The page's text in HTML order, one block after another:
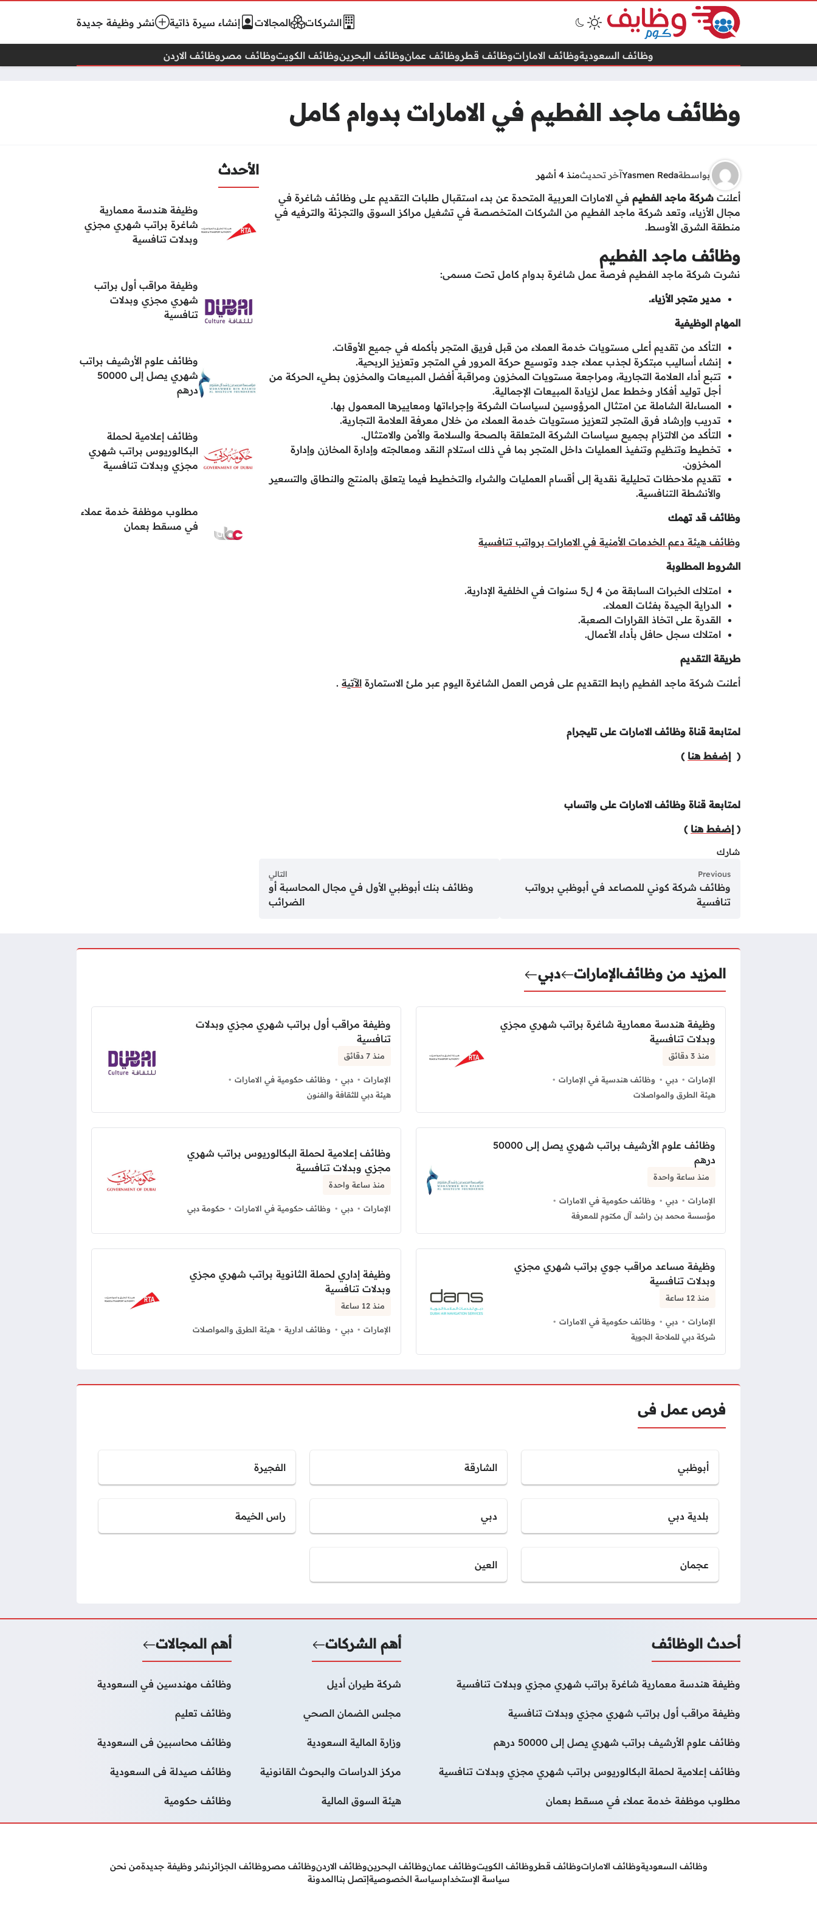
الشركات المجالات إنشاء سيرة ذاتية نشر وظيفة جديدة
وظائف السعوديةوظائف الاماراتوظائف قطروظائف عمانوظائف البحرينوظائف الكويتوظائف مصروظائف الاردن
وظائف ماجد الفطيم في الامارات بدوام كامل
الأحدث
وظيفة هندسة معمارية
شاغرة براتب شهري مجزي
وبدلات تنافسية
وظيفة مراقب أول براتب
شهري مجزي وبدلات
تنافسية
وظائف علوم الأرشيف براتب
شهري يصل إلى 50000
درهم
وظائف إعلامية لحملة
البكالوريوس براتب شهري
مجزي وبدلات تنافسية
مطلوب موظفة خدمة عملاء
في مسقط بعمان
بواسطةYasmen Redaآخر تحديثمنذ 4 أشهر
أعلنت شركة ماجد الفطيم في الامارات العربية المتحدة عن بدء استقبال طلبات التقديم على وظائف شاغرة في
مجال الأزياء، وتعد شركة ماجد الفطيم من الشركات المتخصصة في تشغيل مراكز السوق والتجزئة والترفيه في
منطقة الشرق الأوسط.
وظائف ماجد الفطيم
نشرت شركة ماجد الفطيم فرصة عمل شاغرة بدوام كامل تحت مسمى:
مدير متجر الأزياء.
المهام الوظيفية
التأكد من تقديم أعلى مستويات خدمة العملاء من قبل فريق المتجر بأكمله في جميع الأوقات.
إنشاء أساليب مبتكرة لجذب عملاء جدد وتوسيع حركة المرور في المتجر وتعزيز الربحية.
تتبع أداء العلامة التجارية، ومراجعة مستويات المخزون ومراقبة أفضل المبيعات والمخزون بطيء الحركة من
أجل توليد أفكار وخطط عمل لزيادة المبيعات الإجمالية.
المساءلة الشاملة عن امتثال المرؤوسين لسياسات الشركة وإجراءاتها ومعاييرها المعمول بها.
تدريب وإرشاد فرق المتجر لتعزيز مستويات خدمة العملاء من خلال معرفة العلامة التجارية.
التأكد من الالتزام بجميع سياسات الشركة المتعلقة بالصحة والسلامة والأمن والامتثال.
تخطيط وتنظيم وتنفيذ العمليات داخل المتجر بما في ذلك استلام النقد ومعالجته وإدارة المخازن وإدارة
المخزون.
تقديم ملاحظات تحليلية نقدية إلى أقسام العمليات والشراء والتخطيط فيما يتعلق بالمنتج والنطاق والتسعير
والأنشطة التنافسية.
وظائف قد تهمك
وظائف هيئة دعم الخدمات الأمنية في الامارات برواتب تنافسية
الشروط المطلوبة
امتلاك الخبرات السابقة من 4 ل5 سنوات في الخلفية الإدارية.
الدراية الجيدة بفئات العملاء.
القدرة على اتخاذ القرارات الصعبة.
امتلاك سجل حافل بأداء الأعمال.
طريقة التقديم
أعلنت شركة ماجد الفطيم رابط التقديم على فرص العمل الشاغرة اليوم عبر ملئ الاستمارة الآتية .
لمتابعة قناة وظائف الامارات على تليجرام
( إضغط هنا )
لمتابعة قناة وظائف الامارات على واتساب
( إضغط هنا )
شارك
Previous
وظائف شركة كوني للمصاعد في أبوظبي برواتب
تنافسية
التالي
وظائف بنك أبوظبي الأول في مجال المحاسبة أو
الضرائب
المزيد من وظائفالإمارات دبي
وظيفة هندسة معمارية شاغرة براتب شهري مجزي
وبدلات تنافسية
منذ 3 دقائق
الإمارات دبي
وظائف هندسية في الإمارات
هيئة الطرق والمواصلات
وظيفة مراقب أول براتب شهري مجزي وبدلات
تنافسية
منذ 7 دقائق
الإمارات دبي
وظائف حكومية في الامارات
هيئة دبي للثقافة والفنون
وظائف علوم الأرشيف براتب شهري يصل إلى 50000
درهم
منذ ساعة واحدة
الإمارات دبي
وظائف حكومية في الامارات
مؤسسة محمد بن راشد آل مكتوم للمعرفة
وظائف إعلامية لحملة البكالوريوس براتب شهري
مجزي وبدلات تنافسية
منذ ساعة واحدة
الإمارات دبي وظائف حكومية في الامارات حكومة دبي
وظيفة مساعد مراقب جوي براتب شهري مجزي
وبدلات تنافسية
منذ 12 ساعة
الإمارات دبي
وظائف حكومية في الامارات
شركة دبي للملاحة الجوية
وظيفة إداري لحملة الثانوية براتب شهري مجزي
وبدلات تنافسية
منذ 12 ساعة
الإمارات دبي وظائف ادارية هيئة الطرق والمواصلات
فرص عمل فى
أبوظبي الشارقة الفجيرة
بلدية دبي دبي راس الخيمة
عجمان العين
أحدث الوظائف
وظيفة هندسة معمارية شاغرة براتب شهري مجزي وبدلات تنافسية
وظيفة مراقب أول براتب شهري مجزي وبدلات تنافسية
وظائف علوم الأرشيف براتب شهري يصل إلى 50000 درهم
وظائف إعلامية لحملة البكالوريوس براتب شهري مجزي وبدلات تنافسية
مطلوب موظفة خدمة عملاء في مسقط بعمان
أهم الشركات
شركة طيران أديل
مجلس الضمان الصحي
وزارة المالية السعودية
مركز الدراسات والبحوث القانونية
هيئة السوق المالية
أهم المجالات
وظائف مهندسين في السعودية
وظائف تعليم
وظائف محاسبين فى السعودية
وظائف صيدلة فى السعودية
وظائف حكومية
وظائف السعوديةوظائف الاماراتوظائف قطروظائف الكويتوظائف عمانوظائف البحرينوظائف الاردنوظائف مصروظائف الجزائرنشر وظيفة جديدةمن نحن
سياسة الإستخدامسياسة الخصوصيةإتصل بناالمدونة